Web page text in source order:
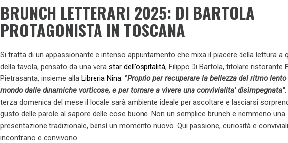
BRUNCH LETTERARI 2025: DI BARTOLA
PROTAGONISTA IN TOSCANA
Si tratta di un appassionante e intenso appuntamento che mixa il piacere della lettura a
della tavola, pensato da una vera star dell’ospitalità, Filippo Di Bartola, titolare ristorante
Pietrasanta, insieme alla Libreria Nina. ‘’Proprio per recuperare la bellezza del ritmo lento
mondo dalle dinamiche vorticose, e per tornare a vivere una convivialita’ disimpegnata’’.
terza domenica del mese il locale sarà ambiente ideale per ascoltare e lasciarsi
gusto delle parole al sapore delle cose buone. Non un semplice brunch e nemmeno una
presentazione tradizionale, bensì un momento nuovo. Qui passione, curiosità e
incontrano e convivono.